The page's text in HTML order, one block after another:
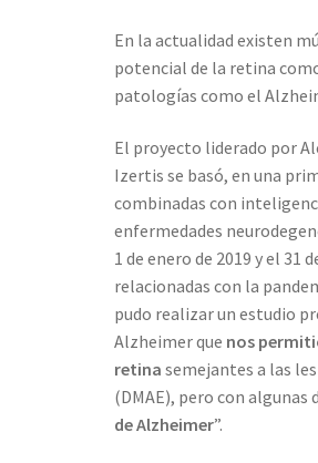
En la actualidad existen
potencial de la retina
patologías como el
El proyecto liderado por
Izertis se basó, en una
combinadas con
enfermedades
1 de enero de 2019 y el 31
relacionadas con la
pudo realizar un estudio
Alzheimer que nos
retinasemejantes a las
(DMAE), pero con
de Alzheimer”.